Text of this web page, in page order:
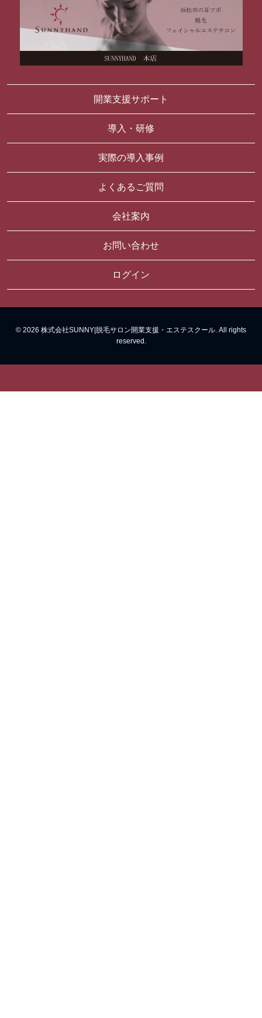
開業支援サポート
導入・研修
実際の導入事例
よくあるご質問
会社案内
お問い合わせ
ログイン
© 2026 株式会社SUNNY|脱毛サロン開業支援・エステスクール. All rights
reserved.